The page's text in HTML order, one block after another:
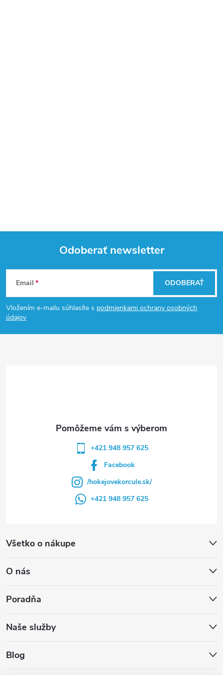
Z
á
p
Odoberať newsletter
Email
Vložením e-mailu súhlasíte s podmienkami ochrany osobných
údajov
ODOBERAŤ
Všetko o nákupe
O nás
Poradňa
Naše služby
Blog
+421 948 957 625
Facebook
/hokejovekorcule.sk/
+421 948 957 625